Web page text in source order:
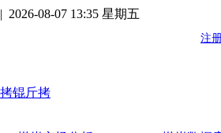
| 2026-08-07 13:35 星期五